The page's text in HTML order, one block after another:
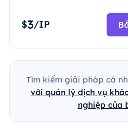
$3/IP
Tìm kiếm giải pháp cá
với quản lý dịch vụ
nghiệp của